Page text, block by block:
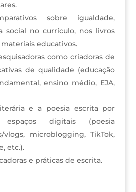
sobre igualdade,
social no currículo, nos livros
educativos.
como criadoras de
de qualidade (educação
ensino médio, EJA,
e a poesia escrita por
digitais (poesia
vlogs, microblogging, TikTok,
etc.).
e práticas de escrita.